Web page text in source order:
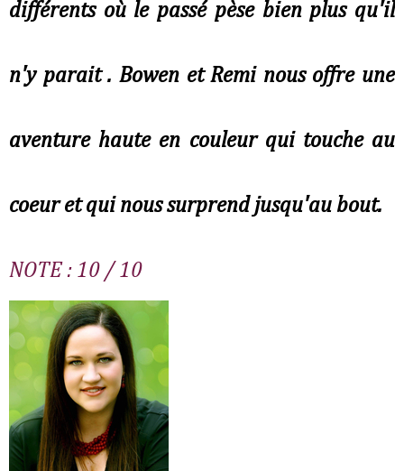
différents où le passé pèse bien plus qu'il
n'y parait . Bowen et Remi nous offre une
aventure haute en couleur qui touche au
coeur et qui nous surprend jusqu'au bout.
NOTE : 10 / 10